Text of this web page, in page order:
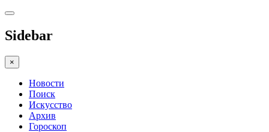
Sidebar
×
Новости
Поиск
Искусство
Архив
Гороскоп